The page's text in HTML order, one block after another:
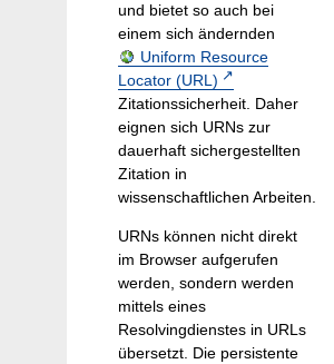
und bietet so auch bei
einem sich ändernden
Uniform Resource
Locator (URL)
Zitationssicherheit. Daher
eignen sich URNs zur
dauerhaft sichergestellten
Zitation in
wissenschaftlichen Arbeiten.
URNs können nicht direkt
im Browser aufgerufen
werden, sondern werden
mittels eines
Resolvingdienstes in URLs
übersetzt. Die persistente